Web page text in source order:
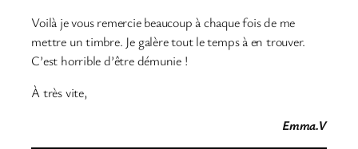
Voilà je vous remercie beaucoup à chaque fois de me
mettre un timbre. Je galère tout le temps à en trouver.
C’est horrible d’être démunie !
À très vite,
Emma.V